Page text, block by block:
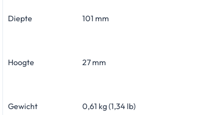
Diepte 101 mm
Hoogte 27 mm
Gewicht 0,61 kg (1,34 lb)